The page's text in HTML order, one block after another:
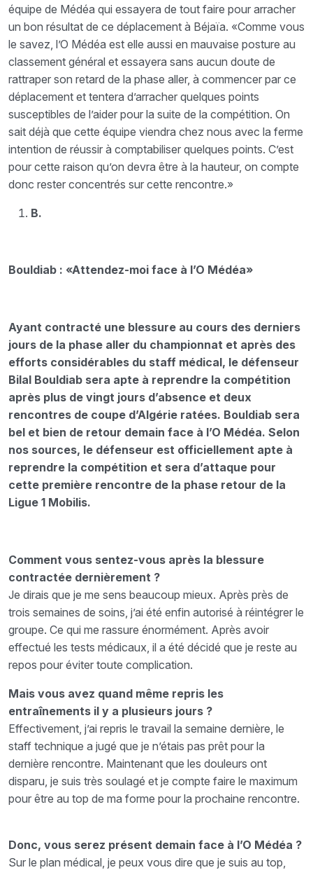
équipe de Médéa qui essayera de tout faire pour arracher
un bon résultat de ce déplacement à Béjaïa. «Comme vous
le savez, l’O Médéa est elle aussi en mauvaise posture au
classement général et essayera sans aucun doute de
rattraper son retard de la phase aller, à commencer par ce
déplacement et tentera d’arracher quelques points
susceptibles de l’aider pour la suite de la compétition. On
sait déjà que cette équipe viendra chez nous avec la ferme
intention de réussir à comptabiliser quelques points. C’est
pour cette raison qu’on devra être à la hauteur, on compte
donc rester concentrés sur cette rencontre.»
B.
Bouldiab : «Attendez-moi face à l’O Médéa»
Ayant contracté une blessure au cours des derniers
jours de la phase aller du championnat et après des
efforts considérables du staff médical, le défenseur
Bilal Bouldiab sera apte à reprendre la compétition
après plus de vingt jours d’absence et deux
rencontres de coupe d’Algérie ratées. Bouldiab sera
bel et bien de retour demain face à l’O Médéa. Selon
nos sources, le défenseur est officiellement apte à
reprendre la compétition et sera d’attaque pour
cette première rencontre de la phase retour de la
Ligue 1 Mobilis.
Comment vous sentez-vous après la blessure
contractée dernièrement ?
Je dirais que je me sens beaucoup mieux. Après près de
trois semaines de soins, j’ai été enfin autorisé à réintégrer le
groupe. Ce qui me rassure énormément. Après avoir
effectué les tests médicaux, il a été décidé que je reste au
repos pour éviter toute complication.
Mais vous avez quand même repris les
entraînements il y a plusieurs jours ?
Effectivement, j’ai repris le travail la semaine dernière, le
staff technique a jugé que je n’étais pas prêt pour la
dernière rencontre. Maintenant que les douleurs ont
disparu, je suis très soulagé et je compte faire le maximum
pour être au top de ma forme pour la prochaine rencontre.
Donc, vous serez présent demain face à l’O Médéa ?
Sur le plan médical, je peux vous dire que je suis au top,